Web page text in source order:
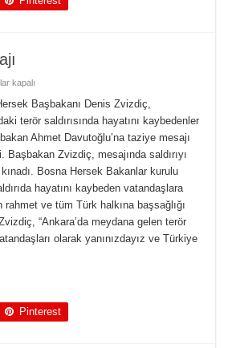
kapalı
Başbakanı Denis Zvizdiç,
terör saldırısında hayatını kaybedenler
Ahmet Davutoğlu’na taziye mesajı
Başbakan Zvizdiç, mesajında saldırıyı
Bosna Hersek Bakanlar kurulu
hayatını kaybeden vatandaşlara
rahmet ve tüm Türk halkına başsağlığı
“Ankara’da meydana gelen terör
olarak yanınızdayız ve Türkiye
Pinterest